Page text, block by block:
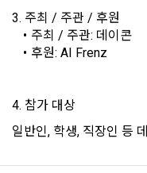
본 약관은 온라인을 통
생한다.
1. "회사"는 이 약관의 내
2. "회사"는 약관의규제
신사업법, 정보통신망이
3) 서비스 개발 및 마케팅
맞춤 서비스 제공, 서비
4) 고용 및 취업동향 파
3. 주최 / 주관 / 후원
주최 / 주관: 데이콘
후원: AI Frenz
4. 참가 대상
일반인, 학생, 직장인 등